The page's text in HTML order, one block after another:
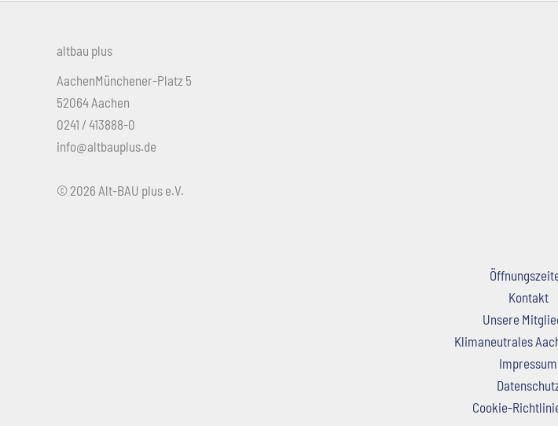
altbau plus
AachenMünchener-Platz 5
52064 Aachen
0241 / 413888-0
info@altbauplus.de
© 2026 Alt-BAU plus e.V.
Kontakt
Unsere
Klimaneutrales
Impressum
Cookie-